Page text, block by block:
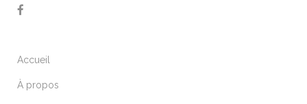
Accueil
À propos